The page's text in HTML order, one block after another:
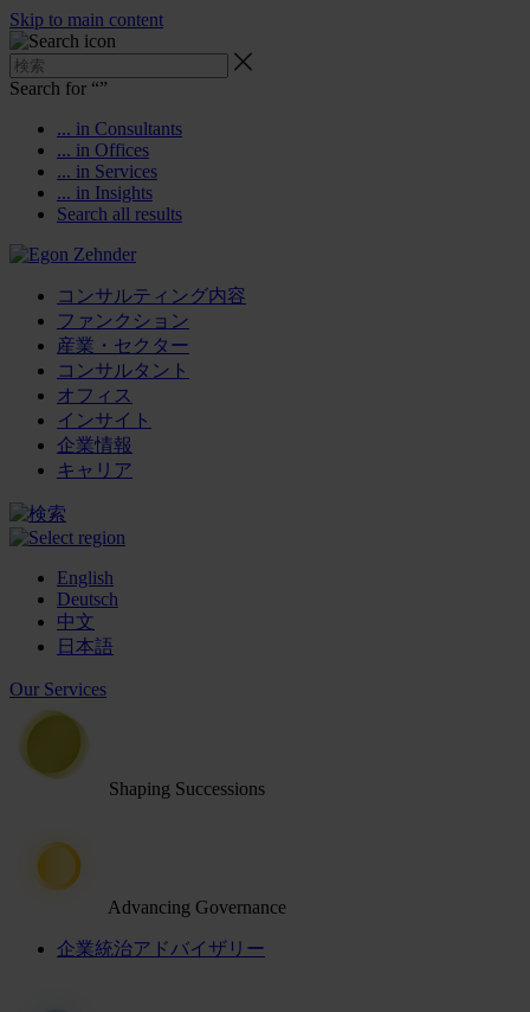
Skip to main content
Search for “”
... in Consultants
... in Offices
... in Services
... in Insights
Search all results
コンサルティング内容
ファンクション
産業・セクター
コンサルタント
オフィス
インサイト
企業情報
キャリア
English
Deutsch
中文
日本語
Our Services
Shaping Successions
Advancing Governance
企業統治アドバイザリー